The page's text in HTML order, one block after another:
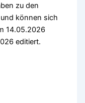
zu den
können sich
14.05.2026
editiert.